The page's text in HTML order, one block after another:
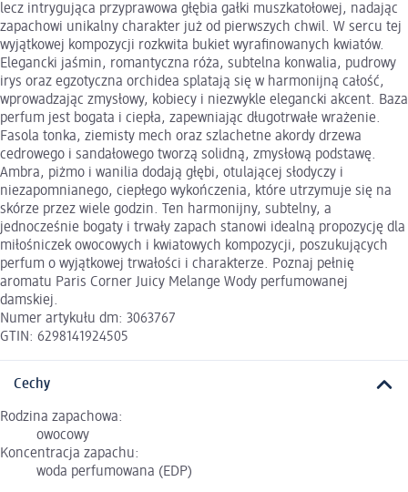
lecz intrygująca przyprawowa głębia gałki muszkatołowej, nadając
zapachowi unikalny charakter już od pierwszych chwil. W sercu tej
wyjątkowej kompozycji rozkwita bukiet wyrafinowanych kwiatów.
Elegancki jaśmin, romantyczna róża, subtelna konwalia, pudrowy
irys oraz egzotyczna orchidea splatają się w harmonijną całość,
wprowadzając zmysłowy, kobiecy i niezwykle elegancki akcent. Baza
perfum jest bogata i ciepła, zapewniając długotrwałe wrażenie.
Fasola tonka, ziemisty mech oraz szlachetne akordy drzewa
cedrowego i sandałowego tworzą solidną, zmysłową podstawę.
Ambra, piżmo i wanilia dodają głębi, otulającej słodyczy i
niezapomnianego, ciepłego wykończenia, które utrzymuje się na
skórze przez wiele godzin. Ten harmonijny, subtelny, a
jednocześnie bogaty i trwały zapach stanowi idealną propozycję dla
miłośniczek owocowych i kwiatowych kompozycji, poszukujących
perfum o wyjątkowej trwałości i charakterze. Poznaj pełnię
aromatu Paris Corner Juicy Melange Wody perfumowanej
damskiej.
Numer artykułu dm: 3063767
GTIN: 6298141924505
Cechy
Rodzina zapachowa:
owocowy
Koncentracja zapachu:
woda perfumowana (EDP)